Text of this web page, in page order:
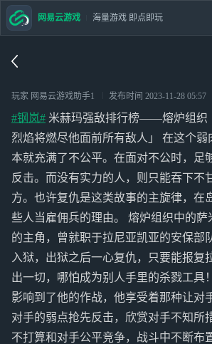
玩家 网易云游戏助手1 发布时间 2023-11-28 05:57
#钢岚# 米赫玛强敌排行榜——熔炉组织
烈焰将燃尽他面前所有敌人」 在这个弱
本就充满了不公平。在面对不公时，足
反击。而没有实力的人，则只能吞下不
方。也许复仇是这类故事的主旋律，在
些人当雇佣兵的理由。 熔炉组织中的萨
的主角，曾就职于拉尼亚凯亚的安保部
入狱，出狱之后一心复仇，只要能报复
出一切，哪怕成为别人手里的杀戮工具
影响到了他的作战，他享受着那种让对
对手的弱点抢先反击，欣赏对手不知所
不打算和对手公平竞争，战斗中不断布
网易云游戏 海量游戏 即点即玩